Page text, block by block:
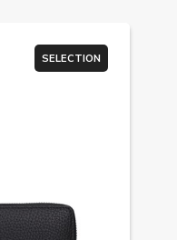
SELECTION